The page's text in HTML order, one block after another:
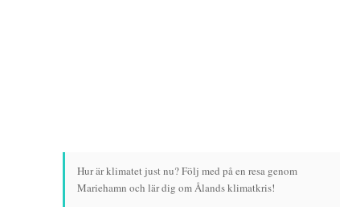
Hur är klimatet just nu? Följ med på en resa genom
Mariehamn och lär dig om Ålands klimatkris!